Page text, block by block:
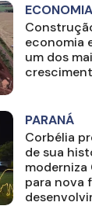
ECONOMIA
economia
um dos
PARANÁ
Corbélia
de sua
moderniza
para nova